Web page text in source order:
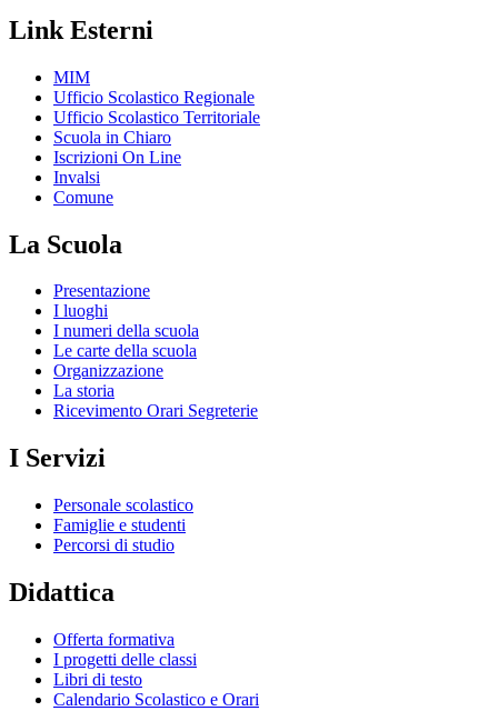
Link Esterni
MIM
Ufficio Scolastico Regionale
Ufficio Scolastico Territoriale
Scuola in Chiaro
Iscrizioni On Line
Invalsi
Comune
La Scuola
Presentazione
I luoghi
I numeri della scuola
Le carte della scuola
Organizzazione
La storia
Ricevimento Orari Segreterie
I Servizi
Personale scolastico
Famiglie e studenti
Percorsi di studio
Didattica
Offerta formativa
I progetti delle classi
Libri di testo
Calendario Scolastico e Orari